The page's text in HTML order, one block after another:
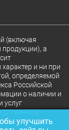
(включая
а
и ни при
определяемой
Российской
о наличии и
услуг
в
улучшить